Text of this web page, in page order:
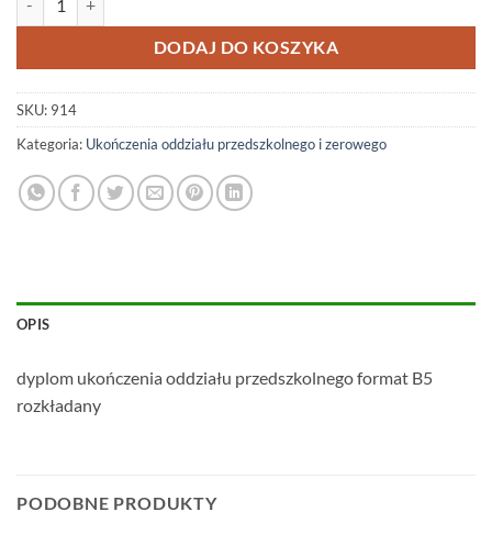
DODAJ DO KOSZYKA
SKU: 914
Kategoria: Ukończenia oddziału przedszkolnego i zerowego
OPIS
dyplom ukończenia oddziału przedszkolnego format B5
rozkładany
PODOBNE PRODUKTY